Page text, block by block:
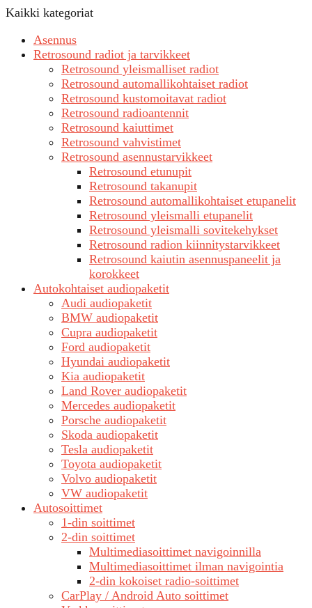
Kaikki kategoriat
Asennus
Retrosound radiot ja tarvikkeet
Retrosound yleismalliset radiot
Retrosound automallikohtaiset radiot
Retrosound kustomoitavat radiot
Retrosound radioantennit
Retrosound kaiuttimet
Retrosound vahvistimet
Retrosound asennustarvikkeet
Retrosound etunupit
Retrosound takanupit
Retrosound automallikohtaiset etupanelit
Retrosound yleismalli etupanelit
Retrosound yleismalli sovitekehykset
Retrosound radion kiinnitystarvikkeet
Retrosound kaiutin asennuspaneelit ja
korokkeet
Autokohtaiset audiopaketit
Audi audiopaketit
BMW audiopaketit
Cupra audiopaketit
Ford audiopaketit
Hyundai audiopaketit
Kia audiopaketit
Land Rover audiopaketit
Mercedes audiopaketit
Porsche audiopaketit
Skoda audiopaketit
Tesla audiopaketit
Toyota audiopaketit
Volvo audiopaketit
VW audiopaketit
Autosoittimet
1-din soittimet
2-din soittimet
Multimediasoittimet navigoinnilla
Multimediasoittimet ilman navigointia
2-din kokoiset radio-soittimet
CarPlay / Android Auto soittimet